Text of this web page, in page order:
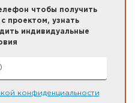
чтобы получить
проектом, узнать
индивидуальные
*
конфиденциальности